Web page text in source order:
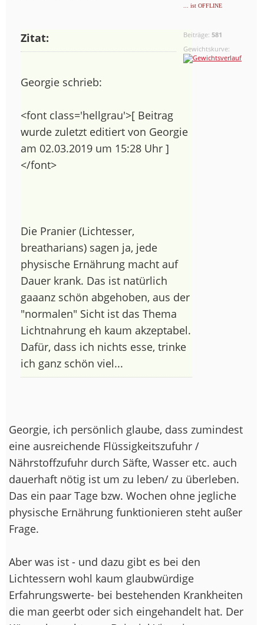
... ist OFFLINE
Beiträge:581
Gewichtskurve:
Zitat:
Georgie schrieb:
<font class='hellgrau'>[ Beitrag
wurde zuletzt editiert von Georgie
am 02.03.2019 um 15:28 Uhr ]
</font>
Die Pranier (Lichtesser,
breatharians) sagen ja, jede
physische Ernährung macht auf
Dauer krank. Das ist natürlich
gaaanz schön abgehoben, aus der
"normalen" Sicht ist das Thema
Lichtnahrung eh kaum akzeptabel.
Dafür, dass ich nichts esse, trinke
ich ganz schön viel...
Georgie, ich persönlich glaube, dass zumindest
eine ausreichende Flüssigkeitszufuhr /
Nährstoffzufuhr durch Säfte, Wasser etc. auch
dauerhaft nötig ist um zu leben/ zu überleben.
Das ein paar Tage bzw. Wochen ohne jegliche
physische Ernährung funktionieren steht außer
Frage.
Aber was ist - und dazu gibt es bei den
Lichtessern wohl kaum glaubwürdige
Erfahrungswerte- bei bestehenden Krankheiten
die man geerbt oder sich eingehandelt hat. Der